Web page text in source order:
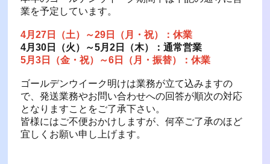
業を予定しています。
4月27日（土）～29日（月・祝）：休業
4月30日（火）～5月2日（木）：通常営業
5月3日（金・祝）～6日（月・振替）：休業
ゴールデンウイーク明けは業務が立て込みますの
で、発送業務やお問い合わせへの回答が順次の対応
となりますことをご了承下さい。
皆様にはご不便おかけしますが、何卒ご了承のほど
宜しくお願い申し上げます。